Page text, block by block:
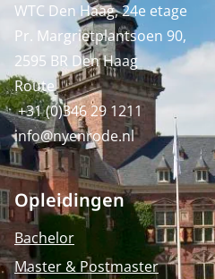
WTC Den Haag, 24e etage
Pr. Margrietplantsoen 90,
2595 BR Den Haag
Route
+31 (0)346 29 1211
info@nyenrode.nl
Opleidingen
Bachelor
Master & Postmaster